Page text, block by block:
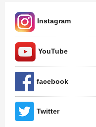
Instagram
YouTube
facebook
Twitter